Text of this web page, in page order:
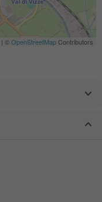
| ©OpenStreetMapContributors